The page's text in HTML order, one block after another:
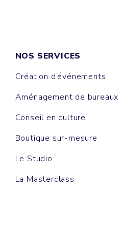
NOS SERVICES
Création d’événements
Aménagement de bureaux
Conseil en culture
Boutique sur-mesure
Le Studio
La Masterclass